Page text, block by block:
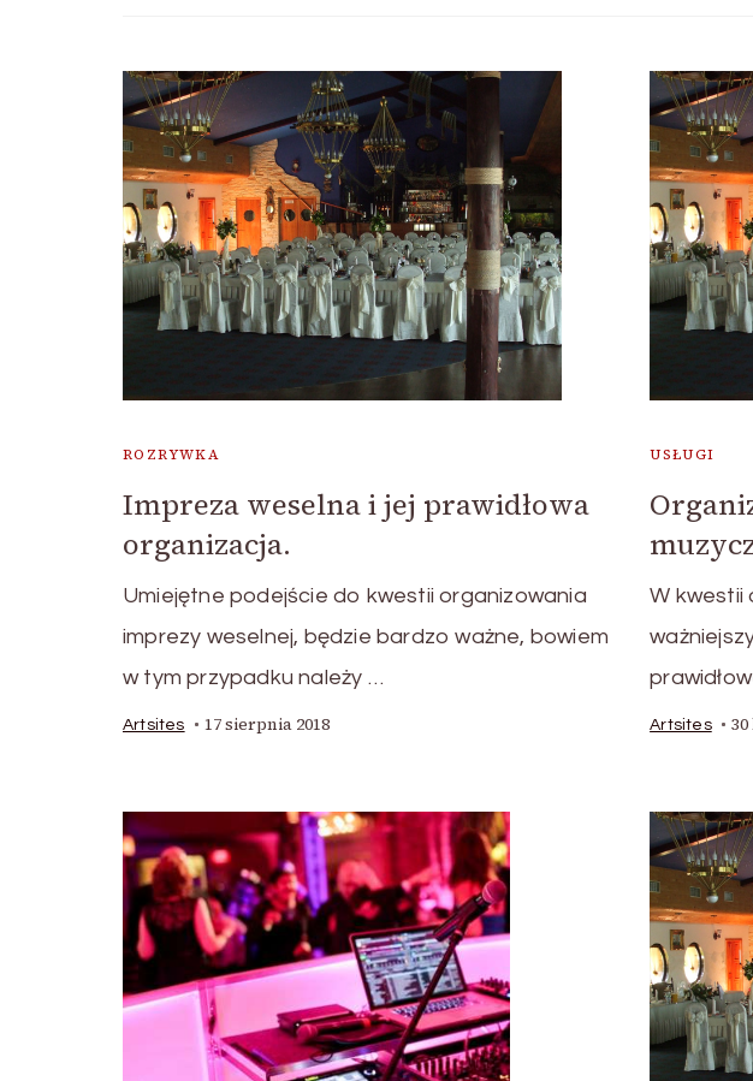
ROZRYWKA
Impreza weselna i jej prawidłowa
organizacja.
Umiejętne podejście do kwestii organizowania
imprezy weselnej, będzie bardzo ważne, bowiem
w tym przypadku należy …
Artsites 17 sierpnia 2018
USŁUGI
W kwestii
Artsites